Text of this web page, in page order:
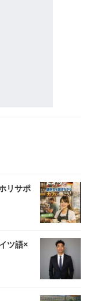
リサポ
ツ語×